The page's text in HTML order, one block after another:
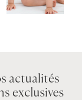
actualités
exclusives